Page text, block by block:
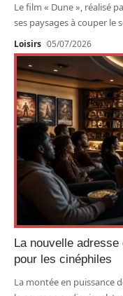
Le film « Dune », réalisé
ses paysages à couper
Loisirs 05/07/2026
La nouvelle
pour les cinéphiles
La montée en puissance